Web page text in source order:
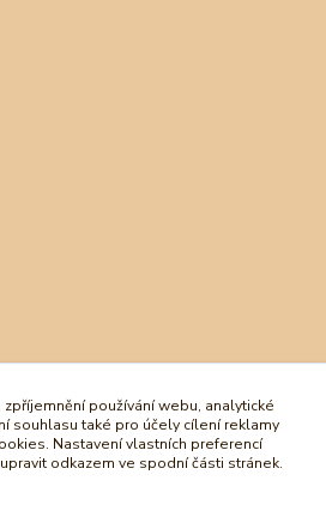
používání webu, analytické
souhlasu také pro účely cílení reklamy
Nastavení vlastních preferencí
odkazem ve spodní části stránek.